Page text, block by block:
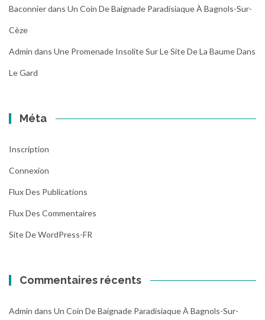
Baconnierdans Un Coin De Baignade Paradisiaque À Bagnols-Sur-
Cèze
Admin dans Une Promenade Insolite Sur Le Site De La Baume Dans
Le Gard
Méta
Inscription
Connexion
Flux Des Publications
Flux Des Commentaires
Site De WordPress-FR
Commentaires récents
Admin dans Un Coin De Baignade Paradisiaque À Bagnols-Sur-